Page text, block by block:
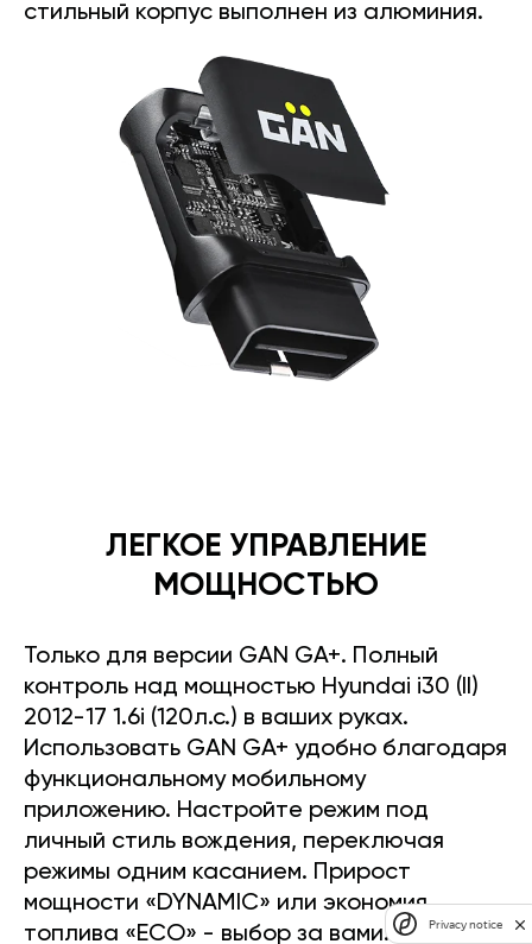
стильный корпус выполнен из алюминия.
ЛЕГКОЕ УПРАВЛЕНИЕ
МОЩНОСТЬЮ
Только для версии GAN GA+. Полный
контроль над мощностью Hyundai i30 (II)
2012-17 1.6i (120л.с.) в ваших руках.
Использовать GAN GA+ удобно благодаря
функциональному мобильному
приложению. Настройте режим под
личный стиль вождения, переключая
режимы одним касанием. Прирост
мощности «DYNAMIC» или экономия
топлива «ECO» - выбор за вами.
Privacy notice